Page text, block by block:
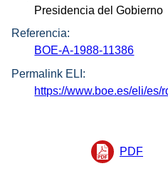
Presidencia del Gobierno
Referencia:
BOE-A-1988-11386
Permalink ELI:
https://www.boe.es/eli/es/
PDF